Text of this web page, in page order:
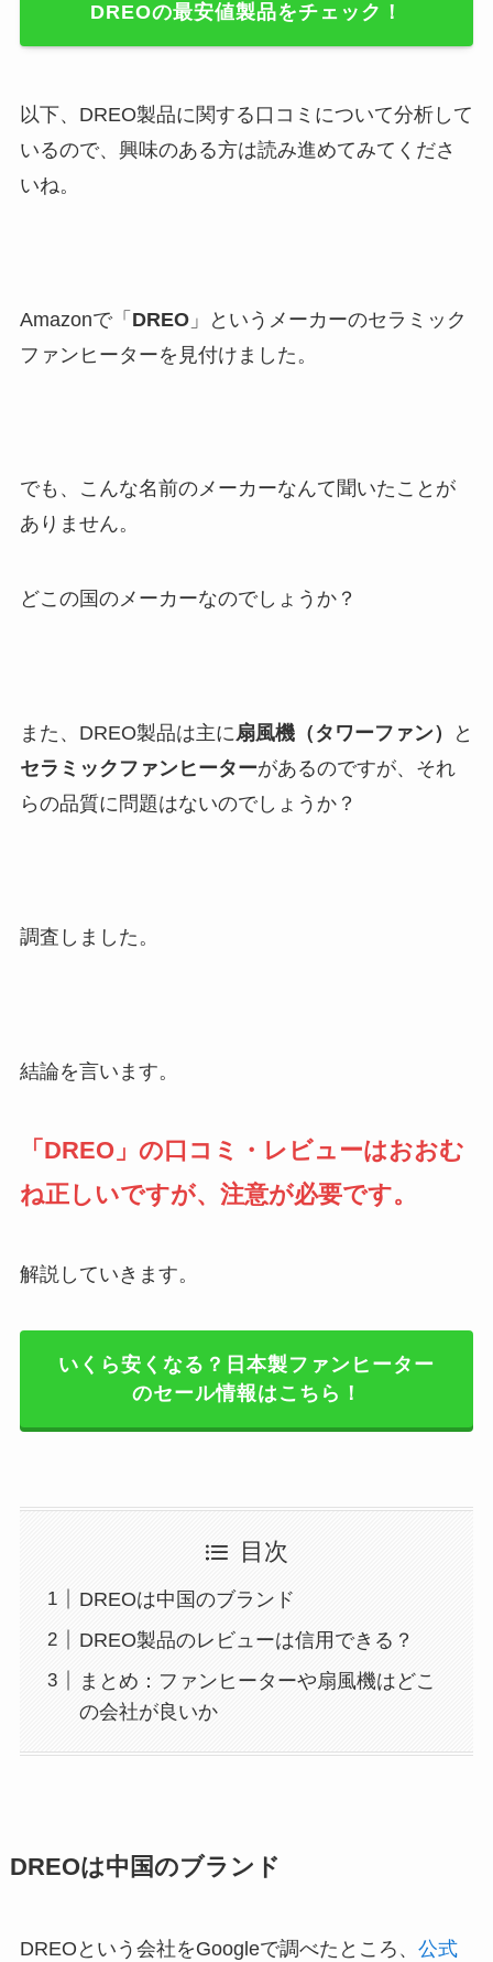
DREOの最安値製品をチェック！
以下、DREO製品に関する口コミについて分析して
いるので、興味のある方は読み進めてみてくださ
いね。
Amazonで「 DREO」というメーカーのセラミック
ファンヒーターを見付けました。
でも、こんな名前のメーカーなんて聞いたことが
ありません。
どこの国のメーカーなのでしょうか？
また、DREO製品は主に 扇風機（タワーファン）
と
セラミックファンヒーターがあるのですが、それ
らの品質に問題はないのでしょうか？
調査しました。
結論を言います。
「 DREO」の口コミ・レビューはおおむ
ね正しいですが、注意が必要です。
解説していきます。
いくら安くなる？日本製ファンヒーター
のセール情報はこちら！
目次
DREOは中国のブランド
DREO製品のレビューは信用できる？
まとめ：ファンヒーターや扇風機はどこ
の会社が良いか
DREOは中国のブランド
DREOという会社をGoogleで調べたところ、 公式